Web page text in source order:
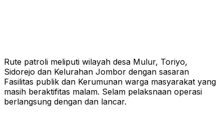
Rute patroli meliputi wilayah desa Mulur, Toriyo,
Sidorejo dan Kelurahan Jombor dengan sasaran
Fasilitas publik dan Kerumunan warga masyarakat yang
masih beraktifitas malam. Selam pelaksnaan operasi
berlangsung dengan dan lancar.